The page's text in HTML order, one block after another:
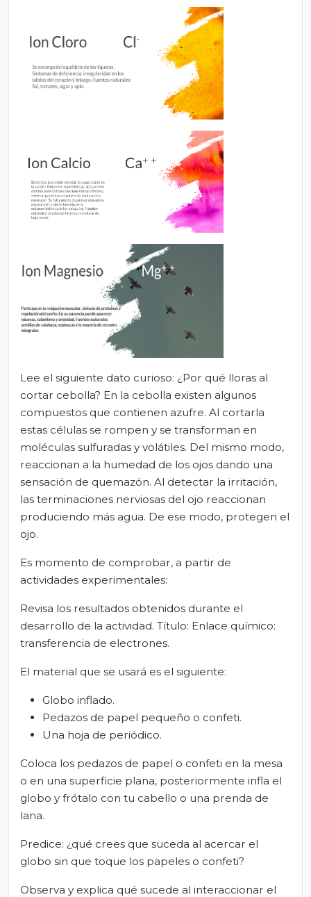
Lee el siguiente dato curioso: ¿Por qué lloras al
cortar cebolla? En la cebolla existen algunos
compuestos que contienen azufre. Al cortarla
estas células se rompen y se transforman en
moléculas sulfuradas y volátiles. Del mismo modo,
reaccionan a la humedad de los ojos dando una
sensación de quemazón. Al detectar la irritación,
las terminaciones nerviosas del ojo reaccionan
produciendo más agua. De ese modo, protegen el
ojo.
Es momento de comprobar, a partir de
actividades experimentales:
Revisa los resultados obtenidos durante el
desarrollo de la actividad. Título: Enlace químico:
transferencia de electrones.
El material que se usará es el siguiente:
Globo inflado.
Pedazos de papel pequeño o confeti.
Una hoja de periódico.
Coloca los pedazos de papel o confeti en la mesa
o en una superficie plana, posteriormente infla el
globo y frótalo con tu cabello o una prenda de
lana.
Predice: ¿qué crees que suceda al acercar el
globo sin que toque los papeles o confeti?
Observa y explica qué sucede al interaccionar el